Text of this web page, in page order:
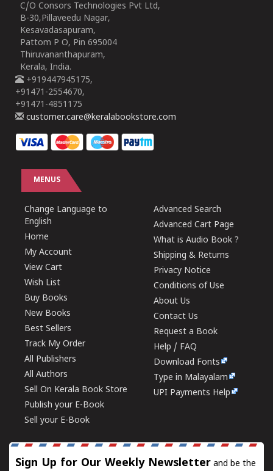
C/O Consors Technologies Pvt Ltd,
B-30,Pillaveedu Nagar,
Kesavadasapuram,
Pattom P O, Pin 695004
Thiruvananthapuram,
Kerala, India.
+919447945175,
+91471-2554670,
+91471-4851175
customer.care@keralabookstore.com
MENUS
Change Language to
English
Home
My Account
View Cart
Wish List
Buy Books
New Books
Best Sellers
Track My Order
All Publishers
All Authors
Sell On Kerala Book Store
Publish your E-Book
Sell your E-Book
Advanced Search
Advanced Cart Page
What is Audio Book ?
Shipping & Returns
Privacy Notice
Conditions of Use
About Us
Contact Us
Request a Book
Help / FAQ
Download Fonts
Type in Malayalam
UPI Payments Help
Sign Up for Our Weekly Newsletter and be the